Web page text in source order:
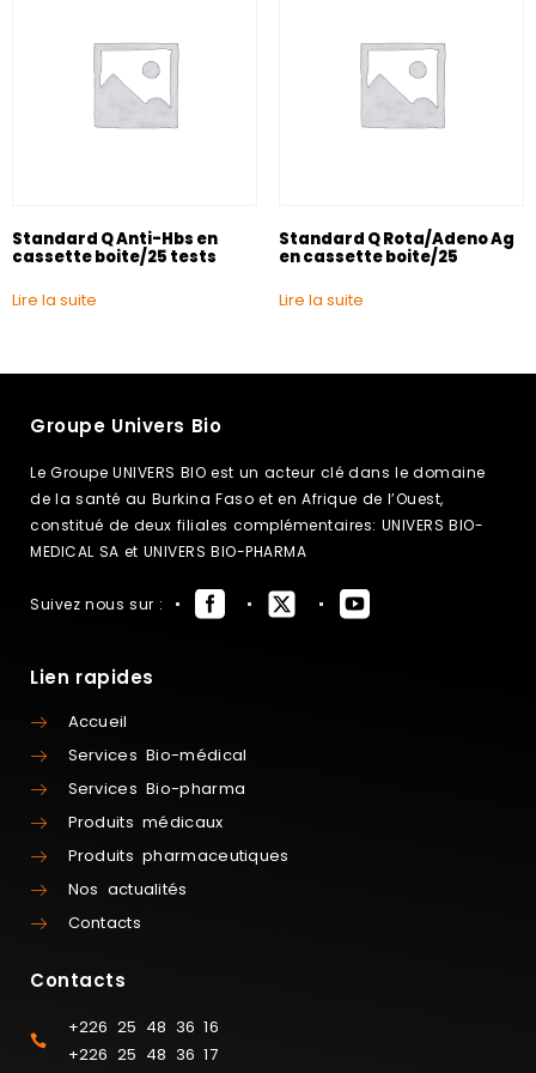
Standard Q Anti-Hbs en
cassette boite/25 tests
Lire la suite
Standard Q Rota/Adeno Ag
en cassette boite/25
Lire la suite
Groupe Univers Bio
Le Groupe UNIVERS BIO est un acteur clé dans le domaine
de la santé au Burkina Faso et en Afrique de l’Ouest,
constitué de deux filiales complémentaires: UNIVERS BIO-
MEDICAL SA et UNIVERS BIO-PHARMA
Suivez nous sur :
Lien rapides
Accueil
Services Bio-médical
Services Bio-pharma
Produits médicaux
Produits pharmaceutiques
Nos actualités
Contacts
Contacts
+226 25 48 36 16
+226 25 48 36 17